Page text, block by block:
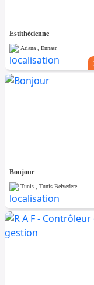
Estithécienne
Ariana , Ennasr
Bonjour
Tunis , Tunis Belvedere